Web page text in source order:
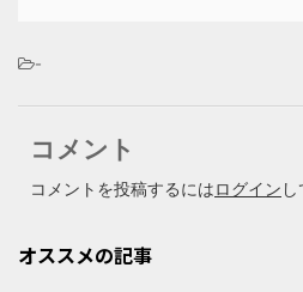
-
コメント
コメントを投稿するにはログイン
オススメの記事